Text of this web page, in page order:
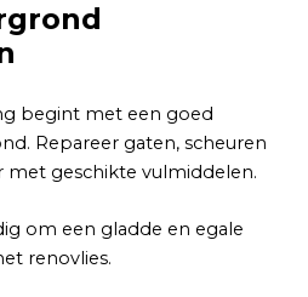
begint met een goed
Repareer gaten, scheuren
met geschikte vulmiddelen.
om een gladde en egale
renovlies.